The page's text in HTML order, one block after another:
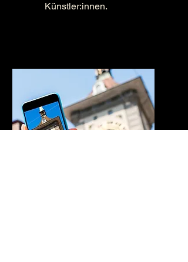
Künstler:innen.